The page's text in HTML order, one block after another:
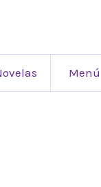
Menú